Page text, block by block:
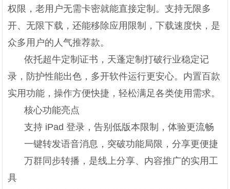
权限，老用户无需卡密就能直接定制。支持无限多
开、无限下载，还能移除应用限制，下载速度快，是
众多用户的人气推荐款。
依托超牛定制证书，天蓬定制打破行业稳定记
录，防护性能出色，多开软件运行更安心。内置百款
实用功能，操作方便快捷，轻松满足各类使用需求。
核心功能亮点
支持 iPad 登录，告别低版本限制，体验更流畅
一键转发语音消息，突破功能局限，分享更便捷
万群同步转播，是线上分享、内容推广的实用工
具